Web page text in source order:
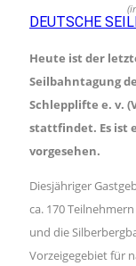
DEUTSCHE
Heute ist der
Seilbahntagung
Schlepplifte e. v.
stattfindet. Es ist
vorgesehen.
Diesjähriger
ca. 170
und die
Vorzeigegebiet für